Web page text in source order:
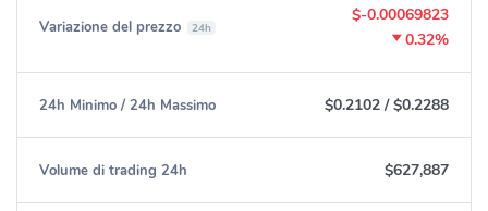
Variazione del prezzo 24h
$-0.00069823
0.32%
24h Minimo / 24h Massimo $0.2102 /$0.2288
Volume di trading 24h $627,887